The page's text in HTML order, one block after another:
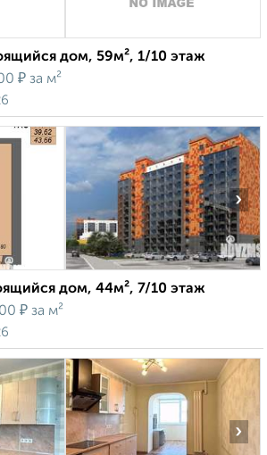
дом, 59м², 1/10 этаж
₽ за м²
›
дом, 44м², 7/10 этаж
₽ за м²
›